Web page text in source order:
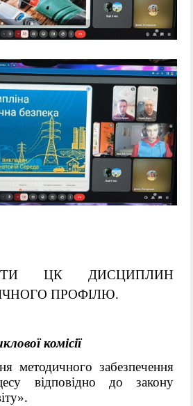
ЦК ДИСЦИПЛИН
ПРОФІЛЮ.
комісії
методичного забезпечення
відповідно до закону